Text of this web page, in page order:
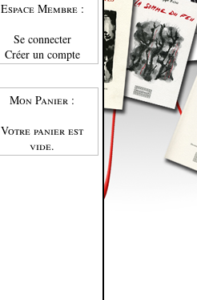
Espace Membre :
Se connecter
Créer un compte
Mon Panier :
Votre panier est
vide.